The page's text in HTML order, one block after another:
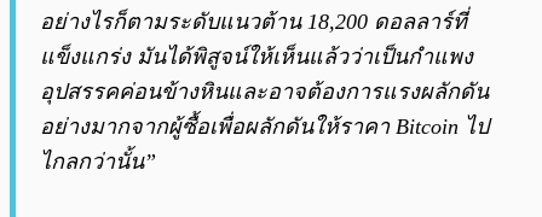
อย่างไรก็ตามระดับแนวต้าน 18,200 ดอลลาร์ที่
แข็งแกร่ง มันได้พิสูจน์ให้เห็นแล้วว่าเป็นกำแพง
อุปสรรคค่อนข้างหินและอาจต้องการแรงผลักดัน
อย่างมากจากผู้ซื้อเพื่อผลักดันให้ราคา Bitcoin ไป
ไกลกว่านั้น”